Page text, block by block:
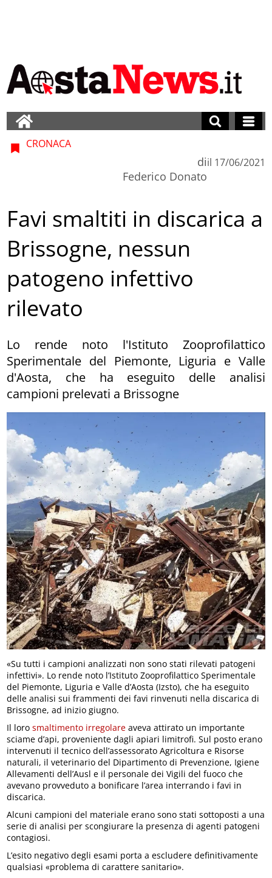
CRONACA
di
Federico Donato
il 17/06/2021
Favi smaltiti in discarica a
Brissogne, nessun
patogeno infettivo
rilevato
Lo rende noto l'Istituto Zooprofilattico
Sperimentale del Piemonte, Liguria e Valle
d'Aosta, che ha eseguito delle analisi
campioni prelevati a Brissogne
«Su tutti i campioni analizzati non sono stati rilevati patogeni
infettivi». Lo rende noto l’Istituto Zooprofilattico Sperimentale
del Piemonte, Liguria e Valle d’Aosta (Izsto), che ha eseguito
delle analisi sui frammenti dei favi rinvenuti nella discarica di
Brissogne, ad inizio giugno.
Il lorosmaltimento irregolareaveva attirato un importante
sciame d’api, proveniente dagli apiari limitrofi. Sul posto erano
intervenuti il tecnico dell’assessorato Agricoltura e Risorse
naturali, il veterinario del Dipartimento di Prevenzione, Igiene
Allevamenti dell’Ausl e il personale dei Vigili del fuoco che
avevano provveduto a bonificare l’area interrando i favi in
discarica.
Alcuni campioni del materiale erano sono stati sottoposti a una
serie di analisi per scongiurare la presenza di agenti patogeni
contagiosi.
L’esito negativo degli esami porta a escludere definitivamente
qualsiasi «problema di carattere sanitario».